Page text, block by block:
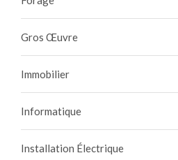
Gros Œuvre
Immobilier
Informatique
Installation Électrique